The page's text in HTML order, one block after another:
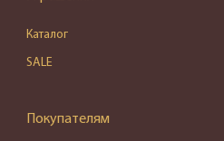
Каталог
SALE
Покупателям